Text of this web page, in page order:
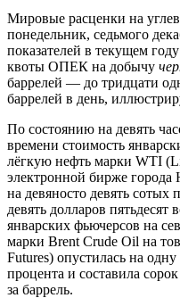
Мировые расценки на
понедельник, седьмого
показателей в текущем
квоты ОПЕК на добычу
баррелей — до тридцати
баррелей в день,
По состоянию на девять
времени стоимость
лёгкую нефть марки WTI
электронной бирже
на девяносто девять сотых
девять долларов пятьдесят
январских фьючерсов на
марки Brent Crude Oil на
Futures) опустилась на
процента и составила
за баррель.